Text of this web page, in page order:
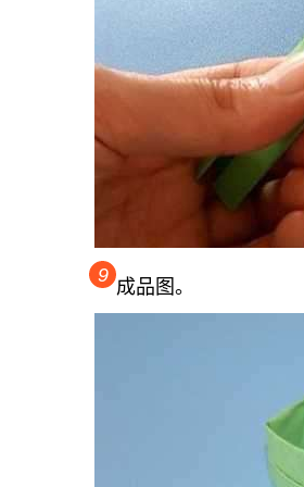
9
成品图。